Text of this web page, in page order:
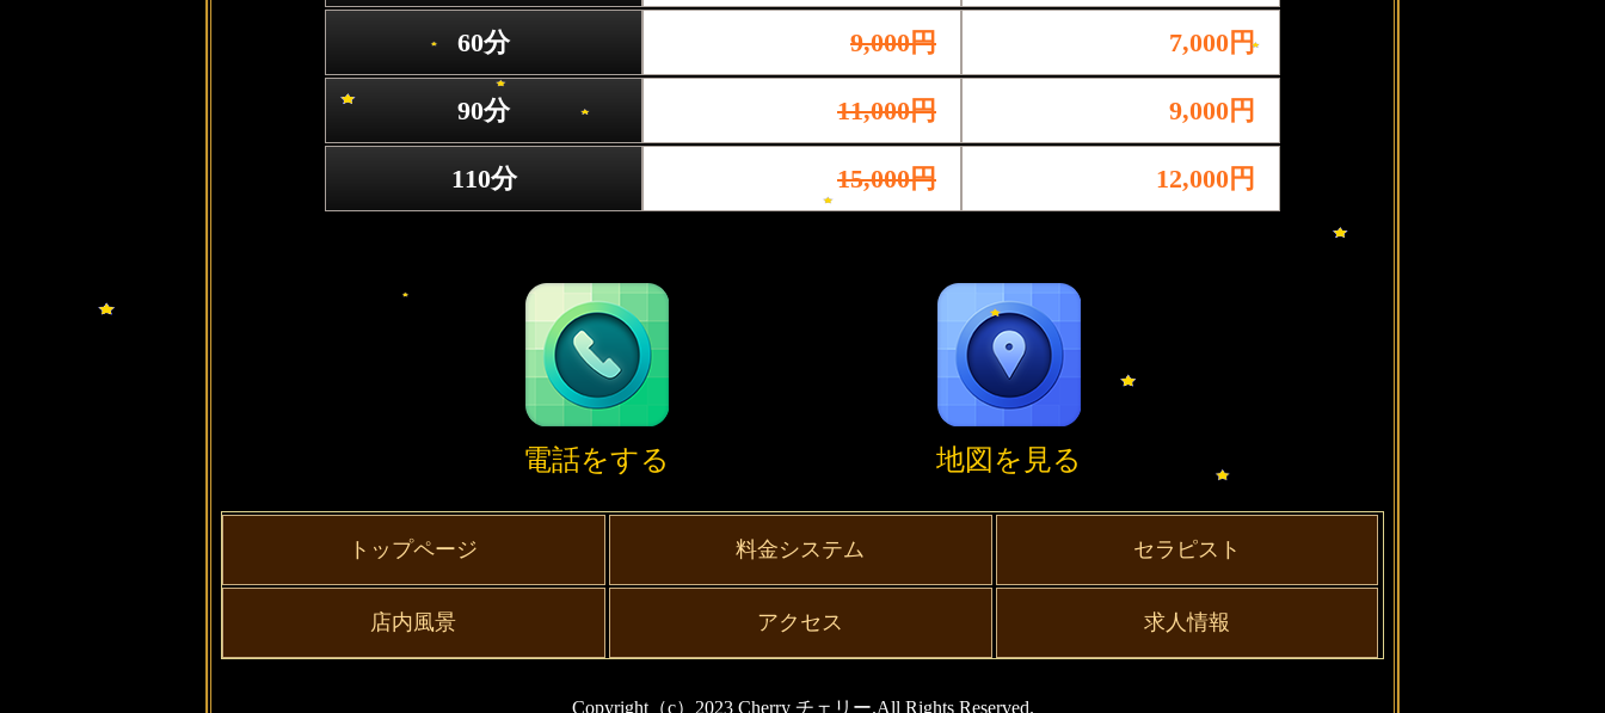
60分 9,000円 7,000円
90分 11,000円 9,000円
110分 15,000円 12,000円
電話をする 地図を見る
トップページ 料金システム セラピスト
店内風景 アクセス 求人情報
Copyright（c）2023 Cherry チェリー.All Rights Reserved.